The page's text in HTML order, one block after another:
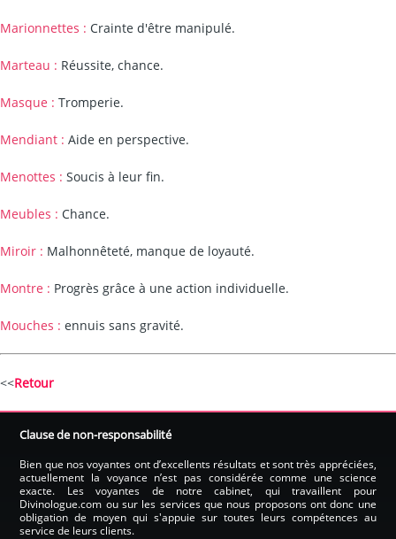
Marionnettes : Crainte d'être manipulé.
Marteau : Réussite, chance.
Masque : Tromperie.
Mendiant : Aide en perspective.
Menottes : Soucis à leur fin.
Meubles : Chance.
Miroir : Malhonnêteté, manque de loyauté.
Montre : Progrès grâce à une action individuelle.
Mouches : ennuis sans gravité.
<<Retour
Clause de non-responsabilité
Bien que nos voyantes ont d’excellents résultats et sont très appréciées,
actuellement la voyance n’est pas considérée comme une science
exacte. Les voyantes de notre cabinet, qui travaillent pour
Divinologue.com ou sur les services que nous proposons ont donc une
obligation de moyen qui s'appuie sur toutes leurs compétences au
service de leurs clients.